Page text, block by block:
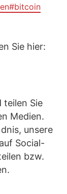
Sie hier:
teilen Sie
Medien.
unsere
Social-
bzw.